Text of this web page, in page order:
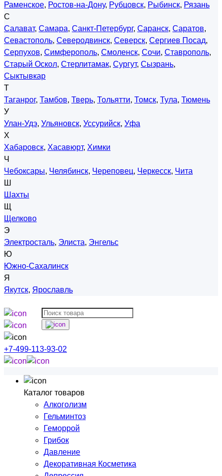
Раменское, Ростов-на-Дону, Рубцовск, Рыбинск, Рязань
С
Салават, Самара, Санкт-Петербург, Саранск, Саратов,
Севастополь, Северодвинск, Северск, Сергиев Посад,
Серпухов, Симферополь, Смоленск, Сочи, Ставрополь,
Старый Оскол, Стерлитамак, Сургут, Сызрань,
Сыктывкар
Т
Таганрог, Тамбов, Тверь, Тольятти, Томск, Тула, Тюмень
У
Улан-Удэ, Ульяновск, Уссурийск, Уфа
Х
Хабаровск, Хасавюрт, Химки
Ч
Чебоксары, Челябинск, Череповец, Черкесск, Чита
Ш
Шахты
Щ
Щелково
Э
Электросталь, Элиста, Энгельс
Ю
Южно-Сахалинск
Я
Якутск, Ярославль
+7-499-113-93-02
Каталог товаров
Алкоголизм
Гельминтоз
Геморрой
Грибок
Давление
Декоративная Косметика